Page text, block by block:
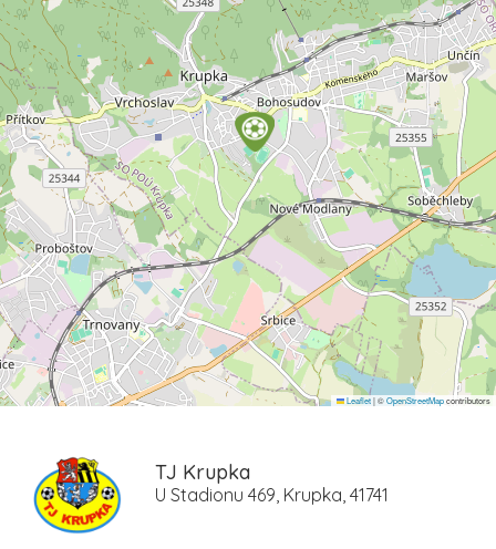
Leaflet|©OpenStreetMapcontributors
TJ Krupka
U Stadionu 469, Krupka, 41741